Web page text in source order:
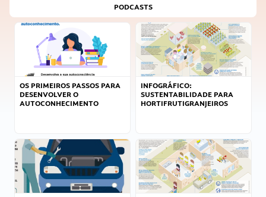
PODCASTS
OS PRIMEIROS PASSOS PARA
DESENVOLVER O
AUTOCONHECIMENTO
INFOGRÁFICO:
SUSTENTABILIDADE PARA
HORTIFRUTIGRANJEIROS